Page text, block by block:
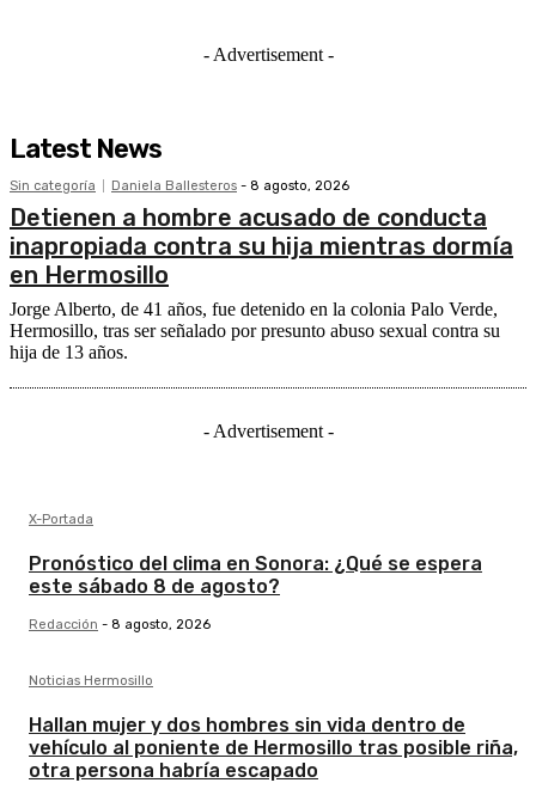
- Advertisement -
Latest News
Sin categoría Daniela Ballesteros - 8 agosto, 2026
Detienen a hombre acusado de conducta
inapropiada contra su hija mientras dormía
en Hermosillo
Jorge Alberto, de 41 años, fue detenido en la colonia Palo Verde,
Hermosillo, tras ser señalado por presunto abuso sexual contra su
hija de 13 años.
- Advertisement -
X-Portada
Pronóstico del clima en Sonora: ¿Qué se espera
este sábado 8 de agosto?
Redacción - 8 agosto, 2026
Noticias Hermosillo
Hallan mujer y dos hombres sin vida dentro de
vehículo al poniente de Hermosillo tras posible riña,
otra persona habría escapado